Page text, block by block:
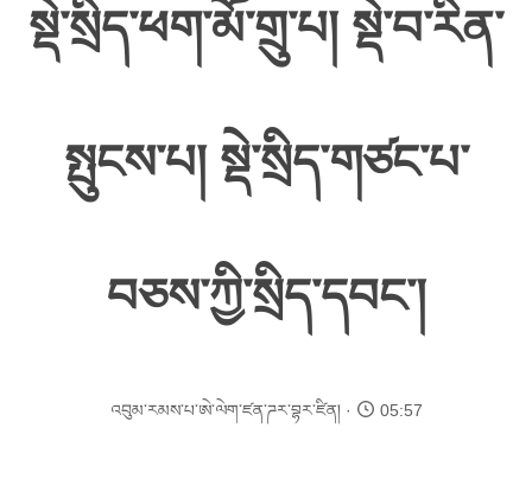
སྡེ་སྲིད་ཕག་མོ་གྲུ་པ། སྡེ་བ་རིན་
སྤུངས་པ། སྡེ་སྲིད་གཙང་པ་
བཅས་ཀྱི་སྲིད་དབང་།
འབུམ་རམས་པ་ཨེ་ལེག་ཛན་ཌར་བྷར་ཛིན། 05:57